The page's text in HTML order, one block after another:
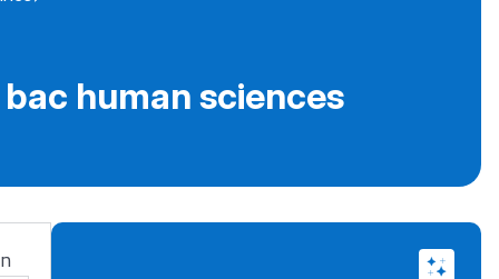
human sciences